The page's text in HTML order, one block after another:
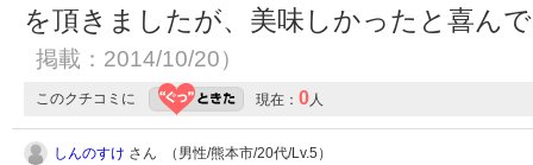
を頂きましたが、美味しかったと喜ん
掲載：2014/10/20）
このクチコミに 現在： 0 人
しんのすけ さん （男性/熊本市/20代/Lv.5）